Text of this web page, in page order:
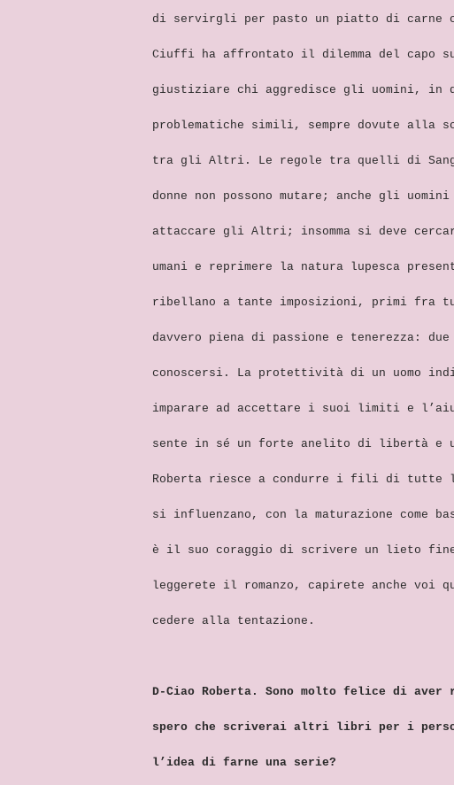
di servirgli per pasto un piatto di carne
Ciuffi ha affrontato il dilemma del capo
giustiziare chi aggredisce gli uomini, in
problematiche simili, sempre dovute alla
tra gli Altri. Le regole tra quelli di
donne non possono mutare; anche gli
attaccare gli Altri; insomma si deve
umani e reprimere la natura lupesca
ribellano a tante imposizioni, primi fra
davvero piena di passione e tenerezza:
conoscersi. La protettività di un uomo
imparare ad accettare i suoi limiti e
sente in sé un forte anelito di libertà e
Roberta riesce a condurre i fili di tutte
si influenzano, con la maturazione come
è il suo coraggio di scrivere un lieto fine
leggerete il romanzo, capirete anche voi
cedere alla tentazione.
D-Ciao Roberta. Sono molto felice di
spero che scriverai altri libri per i
l’idea di farne una serie?